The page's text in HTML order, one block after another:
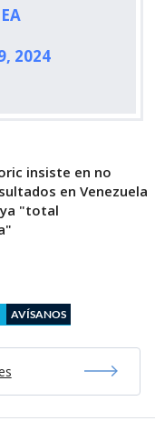
2024
insiste en no
en Venezuela
"total
AVÍSANOS